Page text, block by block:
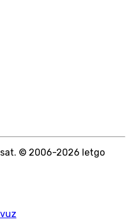
sat. © 2006-2026 letgo